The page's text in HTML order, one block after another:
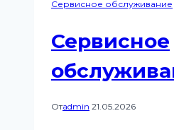
Сервисное обслуживание
Сервисное
Отadmin 21.05.2026